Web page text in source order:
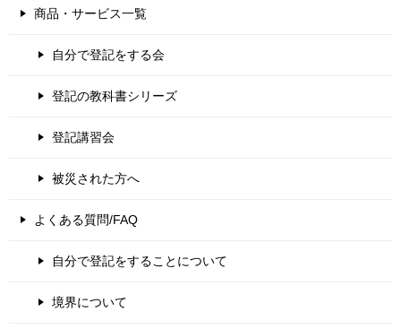
商品・サービス一覧
自分で登記をする会
登記の教科書シリーズ
登記講習会
被災された方へ
よくある質問/FAQ
自分で登記をすることについて
境界について